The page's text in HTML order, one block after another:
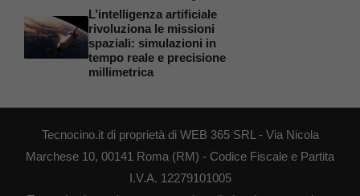
L’intelligenza artificiale
rivoluziona le missioni
spaziali: simulazioni in
tempo reale e precisione
millimetrica
Tecnocino.it di proprietà di WEB 365 SRL - Via Nicola
Marchese 10, 00141 Roma (RM) - Codice Fiscale e Partita
I.V.A. 12279101005